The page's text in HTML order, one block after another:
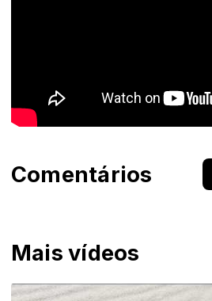
Mais vídeos
Comentários